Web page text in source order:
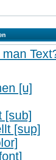
[u]
[sub]
[sup]